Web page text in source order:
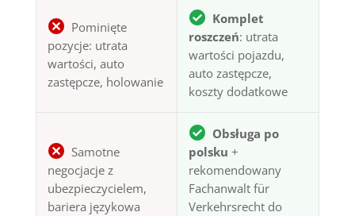
Pominięte
pozycje: utrata
wartości, auto
zastępcze, holowanie
Komplet
roszczeń: utrata
wartości pojazdu,
auto zastępcze,
koszty dodatkowe
Samotne
negocjacje z
ubezpieczycielem,
bariera językowa
Obsługa po
polsku +
rekomendowany
Fachanwalt für
Verkehrsrecht do